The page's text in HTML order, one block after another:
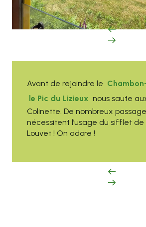
Avant de rejoindre le
le Pic du Lizieux nous saute
Colinette. De nombreux
nécessitent l’usage du sifflet
Louvet ! On adore !